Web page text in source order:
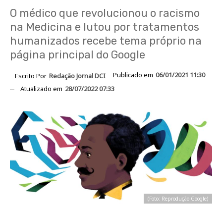
O médico que revolucionou o racismo
na Medicina e lutou por tratamentos
humanizados recebe tema próprio na
página principal do Google
Escrito Por Redação Jornal DCI Publicado em 06/01/2021 11:30
Atualizado em 28/07/2022 07:33
(Foto: Reprodução Google)